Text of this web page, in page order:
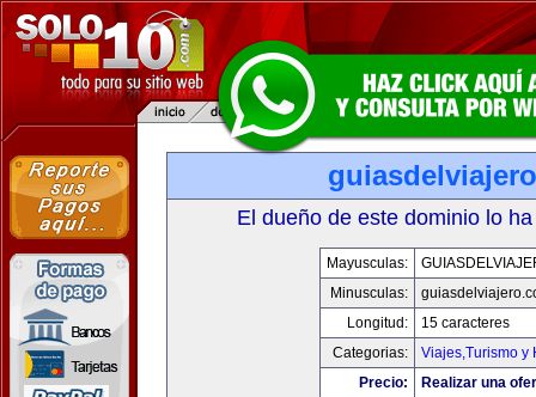
El dueño de este dominio lo
Mayusculas:
Minusculas:
Longitud:
15 caracteres
Categorias:
Viajes,Turismo y
Precio:
Realizar una